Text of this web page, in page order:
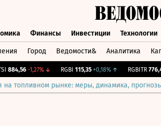
Финансы Инвестиции Технологии
Город Ведомости& Аналитика
884,56 -1,27%↓ RGBI 115,35 +0,18%↑ RGBITR
на топливном рынке: меры, динамика,